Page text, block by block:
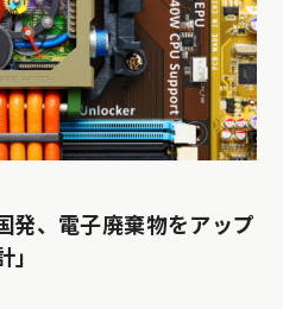
発、電子廃棄物をアップ
」